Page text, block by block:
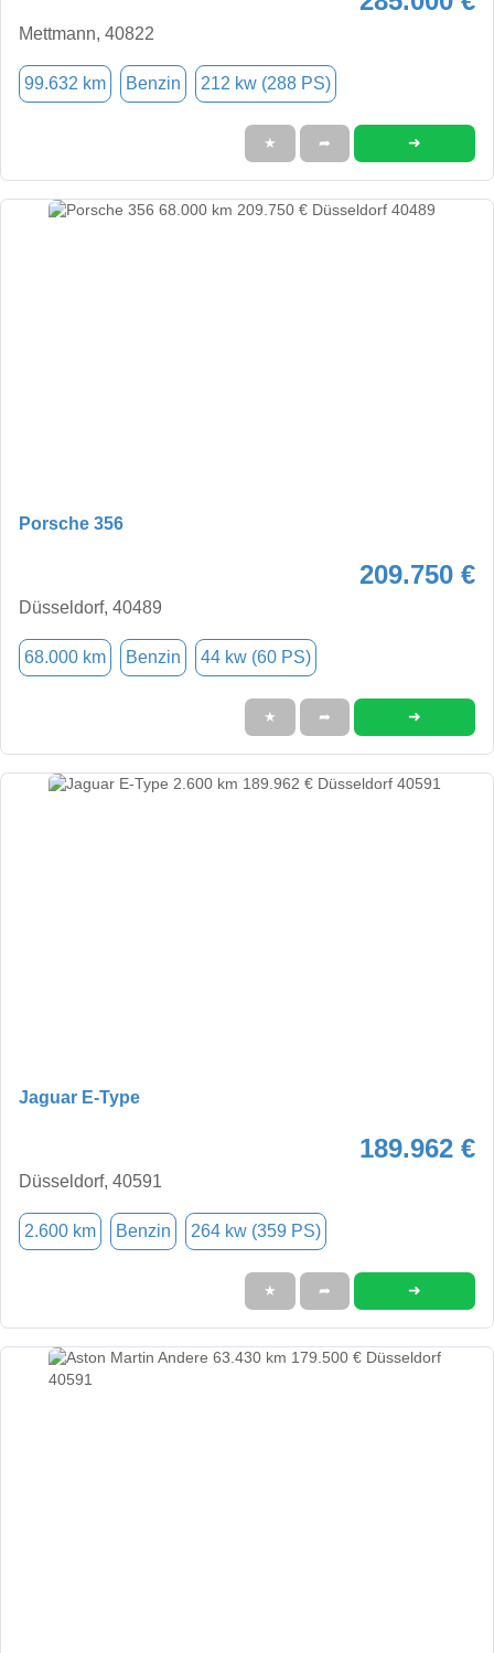
Mettmann, 40822
99.632 km Benzin 212 kw (288 PS)
★ ➦ ➜
Porsche 356
209.750 €
Düsseldorf, 40489
68.000 km Benzin 44 kw (60 PS)
★ ➦ ➜
Jaguar E-Type
189.962 €
Düsseldorf, 40591
2.600 km Benzin 264 kw (359 PS)
★ ➦ ➜